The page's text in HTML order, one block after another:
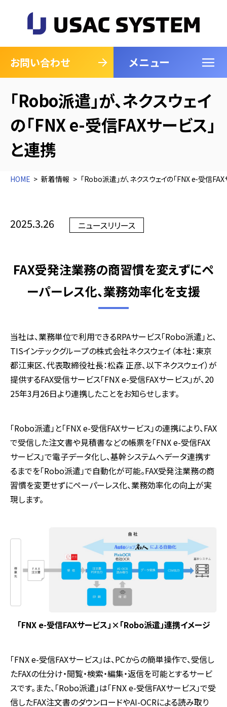
お問い合わせ メニュー
閉じる
「Robo派遣」が、ネクスウェイ
の「FNX e-受信FAXサービス」
と連携
HOME 新着情報 「Robo派遣」が、ネクスウェイの「FNX e-受信
2025.3.26 ニュースリリース
FAX受発注業務の商習慣を変えずにペ
ーパーレス化、業務効率化を支援
当社は、業務単位で利用できるRPAサービス「Robo派遣」と、
TISインテックグループの株式会社ネクスウェイ（本社：東京
都江東区、代表取締役社長：松森 正彦、以下ネクスウェイ）が
提供するFAX受信サービス「FNX e-受信FAXサービス」が、20
25年3月26日より連携したことをお知らせします。
「Robo派遣」と「FNX e-受信FAXサービス」の連携により、FAX
で受信した注文書や見積書などの帳票を「FNX e-受信FAX
サービス」で電子データ化し、基幹システムへデータ連携す
るまでを「Robo派遣」で自動化が可能。FAX受発注業務の商
習慣を変更せずにペーパーレス化、業務効率化の向上が実
現します。
「FNX e-受信FAXサービス」×「Robo派遣」連携イメージ
「FNX e-受信FAXサービス」は、PCからの簡単操作で、受信し
たFAXの仕分け・閲覧・検索・編集・返信を可能とするサービ
スです。また、「Robo派遣」は「FNX e-受信FAXサービス」で受
信したFAX注文書のダウンロードやAI-OCRによる読み取り